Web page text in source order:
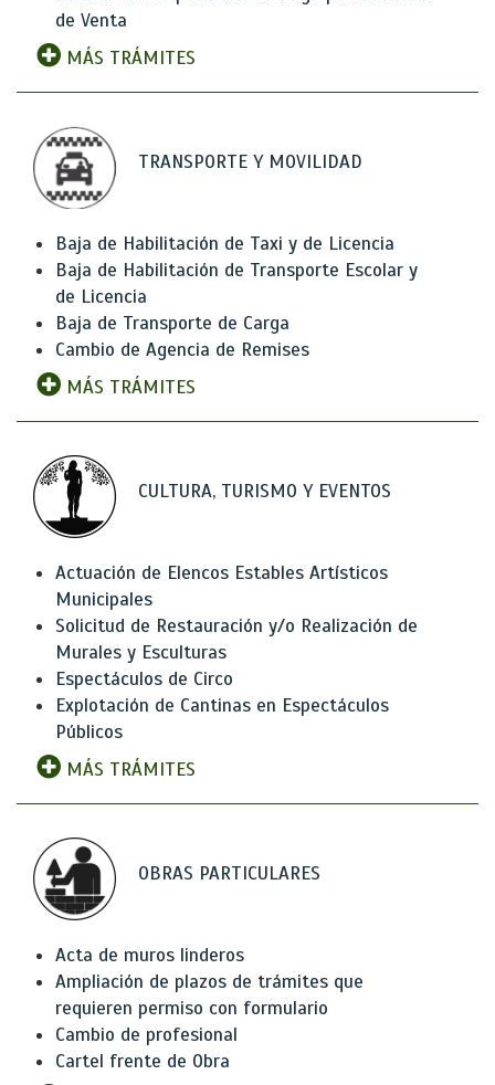
de Venta
MÁS TRÁMITES
TRANSPORTE Y MOVILIDAD
Baja de Habilitación de Taxi y de Licencia
Baja de Habilitación de Transporte Escolar y
de Licencia
Baja de Transporte de Carga
Cambio de Agencia de Remises
MÁS TRÁMITES
CULTURA, TURISMO Y EVENTOS
Actuación de Elencos Estables Artísticos
Municipales
Solicitud de Restauración y/o Realización de
Murales y Esculturas
Espectáculos de Circo
Explotación de Cantinas en Espectáculos
Públicos
MÁS TRÁMITES
OBRAS PARTICULARES
Acta de muros linderos
Ampliación de plazos de trámites que
requieren permiso con formulario
Cambio de profesional
Cartel frente de Obra